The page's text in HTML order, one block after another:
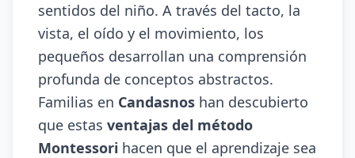
sentidos del niño. A través del tacto, la
vista, el oído y el movimiento, los
pequeños desarrollan una comprensión
profunda de conceptos abstractos.
Familias en Candasnos han descubierto
que estas ventajas del método
Montessori hacen que el aprendizaje sea